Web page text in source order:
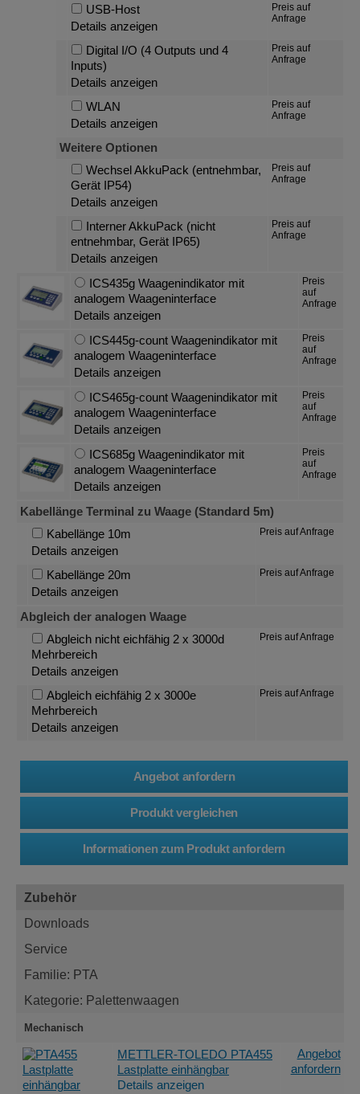
USB-Host
Details anzeigen
Preis auf
Anfrage
Digital I/O (4 Outputs und 4
Inputs)
Details anzeigen
Preis auf
Anfrage
WLAN
Details anzeigen
Preis auf
Anfrage
Weitere Optionen
Wechsel AkkuPack (entnehmbar,
Gerät IP54)
Details anzeigen
Preis auf
Anfrage
Interner AkkuPack (nicht
entnehmbar, Gerät IP65)
Details anzeigen
Preis auf
Anfrage
ICS435g Waagenindikator mit
analogem Waageninterface
Details anzeigen
Preis
auf
Anfrage
ICS445g-count Waagenindikator mit
analogem Waageninterface
Details anzeigen
Preis
auf
Anfrage
ICS465g-count Waagenindikator mit
analogem Waageninterface
Details anzeigen
Preis
auf
Anfrage
ICS685g Waagenindikator mit
analogem Waageninterface
Details anzeigen
Preis
auf
Anfrage
Kabellänge Terminal zu Waage (Standard 5m)
Kabellänge 10m
Details anzeigen
Preis auf Anfrage
Kabellänge 20m
Details anzeigen
Preis auf Anfrage
Abgleich der analogen Waage
Abgleich nicht eichfähig 2 x 3000d
Mehrbereich
Details anzeigen
Preis auf Anfrage
Abgleich eichfähig 2 x 3000e
Mehrbereich
Details anzeigen
Preis auf Anfrage
Zubehör
Downloads
Service
Familie: PTA
Kategorie: Palettenwaagen
Mechanisch
METTLER-TOLEDO PTA455
Lastplatte einhängbar
Details anzeigen
Angebot
anfordern